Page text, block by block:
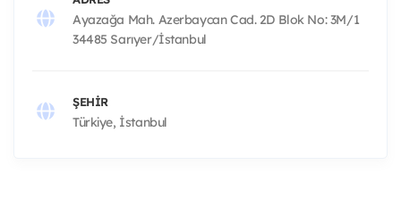
Ayazağa Mah. Azerbaycan Cad. 2D Blok No: 3M/1
34485 Sarıyer/İstanbul
ŞEHIR
Türkiye, İstanbul